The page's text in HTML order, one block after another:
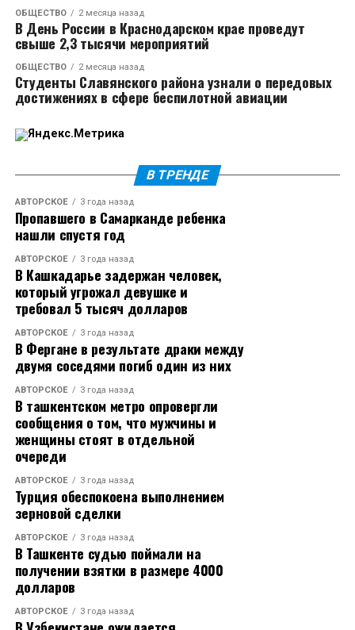
грузовой и транзитный транспорт за пределы
городской застройки, снизить транспортную
нагрузку, повысить безопасность движения и
улучшить экологическую обстановку. Механизмы
финансирования проекта обсуждали на ПМЭФ-2026.
Вениамин Кондратьев подчеркнул, что важнейшие
и обеспечить их реализацию в полном объеме.
К представителям федерального ведомства
губернатор обратился с просьбой в курортный
сезон проводить ремонты в ночное время, чтобы не
вводить реверсивное движение и избежать пробок.
– Краснодарский край – курортный край, летом мы
принимаем больше всего гостей – все едут на море.
Когда образуются заторы из-за реверсивного
движения или сужения дорог во время ремонтных
работ, конечно, люди возмущаются. Мы, безусловно,
стараемся сделать максимум в межсезонье. И летом,
когда жарко и нагрузка на дороги в 12 раз выше
нормативной, мы должны все эти неудобства
исключить, проводить ремонт в ночное время. Такая
давайте не будем от нее отказываться, – сказал
Вениамин Кондратьев.
Исполняющий обязанности директора
Краснодарского филиала ГК «Автодор» Андрей
Наумов рассказал, что к курортному сезону работы
участка – подхода к Новороссийску на перевале. Их
ОБЩЕСТВО 2 месяца назад
В День России в Краснодарском крае проведут
свыше 2,3 тысячи мероприятий
ОБЩЕСТВО 2 месяца назад
Студенты Славянского района узнали о передовых
достижениях в сфере беспилотной авиации
В ТРЕНДЕ
АВТОРСКОЕ 3 года назад
Пропавшего в Самарканде ребенка
нашли спустя год
АВТОРСКОЕ 3 года назад
В Кашкадарье задержан человек,
который угрожал девушке и
требовал 5 тысяч долларов
АВТОРСКОЕ 3 года назад
В Фергане в результате драки между
двумя соседями погиб один из них
АВТОРСКОЕ 3 года назад
В ташкентском метро опровергли
сообщения о том, что мужчины и
женщины стоят в отдельной
очереди
АВТОРСКОЕ 3 года назад
Турция обеспокоена выполнением
зерновой сделки
АВТОРСКОЕ 3 года назад
В Ташкенте судью поймали на
получении взятки в размере 4000
долларов
АВТОРСКОЕ 3 года назад